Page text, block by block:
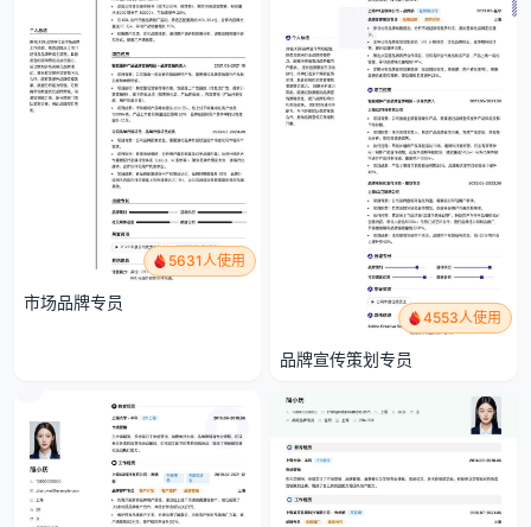
5631人使用
市场品牌专员
4553人使用
品牌宣传策划专员